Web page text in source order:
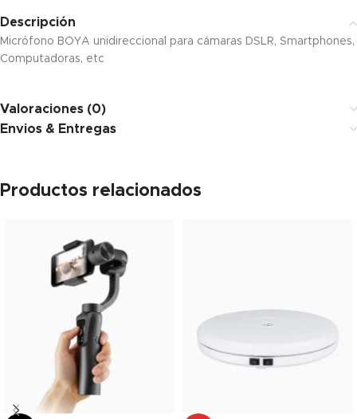
Descripción
Micrófono BOYA unidireccional para cámaras DSLR, Smartphones,
Computadoras, etc
Valoraciones (0)
Envios & Entregas
Productos relacionados